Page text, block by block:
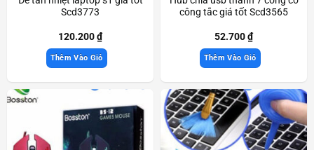
Scd3773
120.200₫
Thêm Vào Giỏ
công tắc giá tốt Scd3565
52.700₫
Thêm Vào Giỏ